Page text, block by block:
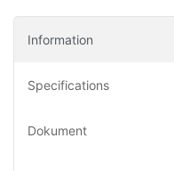
Information
Specifications
Dokument